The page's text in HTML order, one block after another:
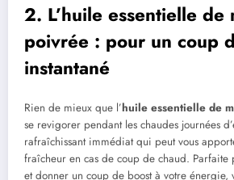
2. L’huile essentielle de
poivrée : pour un coup
instantané
Rien de mieux que l’huile essentielle de
se revigorer pendant les chaudes journées
rafraîchissant immédiat qui peut vous
fraîcheur en cas de coup de chaud. Parfaite
et donner un coup de boost à votre énergie,